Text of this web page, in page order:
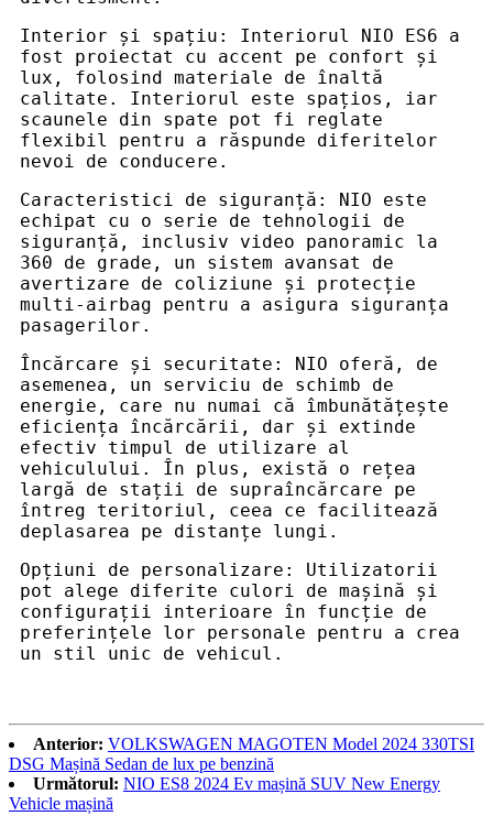
Interior și spațiu: Interiorul NIO ES6 a
fost proiectat cu accent pe confort și
lux, folosind materiale de înaltă
calitate. Interiorul este spațios, iar
scaunele din spate pot fi reglate
flexibil pentru a răspunde diferitelor
nevoi de conducere.
Caracteristici de siguranță: NIO este
echipat cu o serie de tehnologii de
siguranță, inclusiv video panoramic la
360 de grade, un sistem avansat de
avertizare de coliziune și protecție
multi-airbag pentru a asigura siguranța
pasagerilor.
Încărcare și securitate: NIO oferă, de
asemenea, un serviciu de schimb de
energie, care nu numai că îmbunătățește
eficiența încărcării, dar și extinde
efectiv timpul de utilizare al
vehiculului. În plus, există o rețea
largă de stații de supraîncărcare pe
întreg teritoriul, ceea ce facilitează
deplasarea pe distanțe lungi.
Opțiuni de personalizare: Utilizatorii
pot alege diferite culori de mașină și
configurații interioare în funcție de
preferințele lor personale pentru a crea
un stil unic de vehicul.
Anterior: VOLKSWAGEN MAGOTEN Model 2024 330TSI
DSG Mașină Sedan de lux pe benzină
Următorul: NIO ES8 2024 Ev mașină SUV New Energy
Vehicle mașină